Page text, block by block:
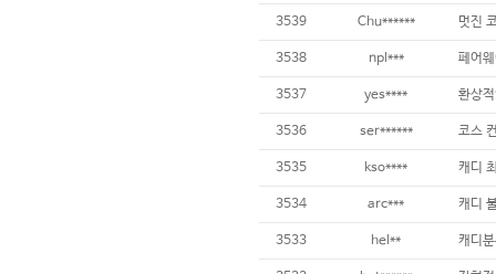
3539 Chu****** 멋진
3538 npl***
3537 yes****
3536 ser****** 코스
3535 kso****
3534 arc***
3533 hel**